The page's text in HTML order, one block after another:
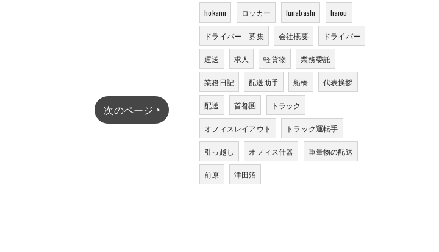
次のページ >
hokann ロッカー funabashi haiou
ドライバー 募集 会社概要 ドライバー
運送 求人 軽貨物 業務委託
業務日記 配送助手 船橋 代表挨拶
配送 首都圏 トラック
オフィスレイアウト トラック運転手
引っ越し オフィス什器 重量物の配送
前原 津田沼